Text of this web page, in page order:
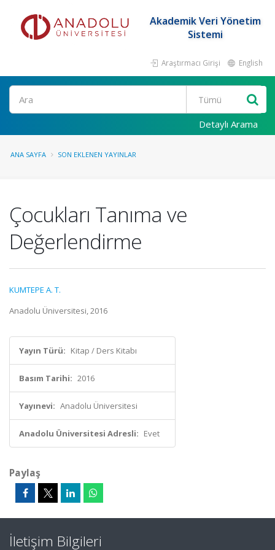
Akademik Veri Yönetim
Sistemi
Araştırmacı Girişi English
Ara
Detaylı Arama
ANA SAYFA SON EKLENEN YAYINLAR
Çocukları Tanıma ve
Değerlendirme
KUMTEPE A. T.
Anadolu Üniversitesi, 2016
Yayın Türü: Kitap / Ders Kitabı
Basım Tarihi: 2016
Yayınevi: Anadolu Üniversitesi
Anadolu Üniversitesi Adresli: Evet
Paylaş
İletişim Bilgileri